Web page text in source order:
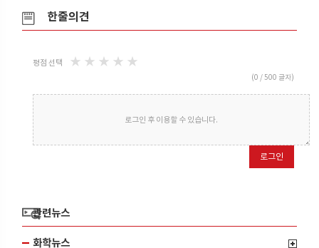
한줄의견
평점 선택 ★ ★ ★ ★ ★
(0 / 500 글자)
로그인 후 이용할 수 있습니다.
로그인
관련뉴스
화학뉴스